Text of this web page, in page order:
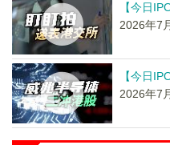
【今日
2026年7
【今日
2026年7